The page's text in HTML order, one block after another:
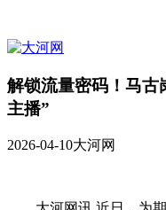
解锁流量密码！马古
主播”
2026-04-10大河网